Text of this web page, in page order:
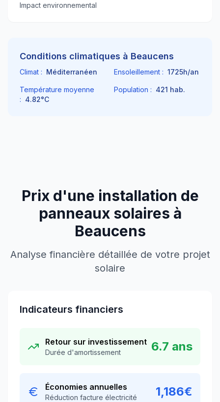
Impact environnemental
Conditions climatiques à Beaucens
Climat : Méditerranéen Ensoleillement : 1725h/an
Température moyenne
: 4.82°C
Population : 421 hab.
Prix d'une installation de
panneaux solaires à
Beaucens
Analyse financière détaillée de votre projet
solaire
Indicateurs financiers
Retour sur investissement
Durée d'amortissement 6.7 ans
Économies annuelles
Réduction facture électricité 1,186€